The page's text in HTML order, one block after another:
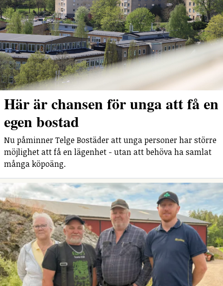
Här är chansen för unga att få en
egen bostad
Nu påminner Telge Bostäder att unga personer har större
möjlighet att få en lägenhet - utan att behöva ha samlat
många köpoäng.